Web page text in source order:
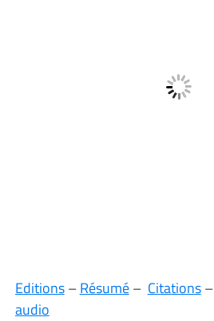
Editions–Résumé– Citations–
audio